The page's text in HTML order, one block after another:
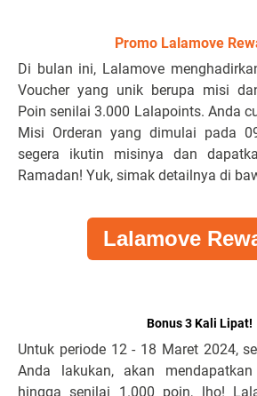
Promo Lalamove
Di bulan ini, Lalamove
Voucher yang unik berupa misi
Poin senilai 3.000 Lalapoints. Anda
Misi Orderan yang dimulai pada
segera ikutin misinya dan
Ramadan! Yuk, simak detailnya di
Lalamove
Bonus 3 Kali Lipat!
Untuk periode 12 - 18 Maret 2024,
Anda lakukan, akan
hingga senilai 1.000 poin, lho!